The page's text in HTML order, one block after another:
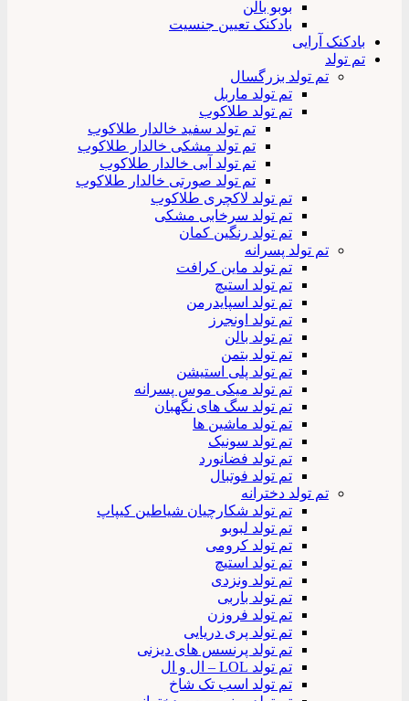
بوبو بالن
بادکنک تعیین جنسیت
بادکنک آرایی
تم تولد
تم تولد بزرگسال
تم تولد ماربل
تم تولد طلاکوب
تم تولد سفید خالدار طلاکوب
تم تولد مشکی خالدار طلاکوب
تم تولد آبی خالدار طلاکوب
تم تولد صورتی خالدار طلاکوب
تم تولد لاکچری طلاکوب
تم تولد سرخابی مشکی
تم تولد رنگین کمان
تم تولد پسرانه
تم تولد ماین کرافت
تم تولد استیچ
تم تولد اسپایدرمن
تم تولد اونجرز
تم تولد بالن
تم تولد بتمن
تم تولد پلی استیشن
تم تولد میکی موس پسرانه
تم تولد سگ های نگهبان
تم تولد ماشین ها
تم تولد سونیک
تم تولد فضانورد
تم تولد فوتبال
تم تولد دخترانه
تم تولد شکارچیان شیاطین کیپاپ
تم تولد لبوبو
تم تولد کرومی
تم تولد استیچ
تم تولد ونزدی
تم تولد باربی
تم تولد فروزن
تم تولد پری دریایی
تم تولد پرنسس های دیزنی
تم تولد LOL – ال و ال
تم تولد اسب تک شاخ